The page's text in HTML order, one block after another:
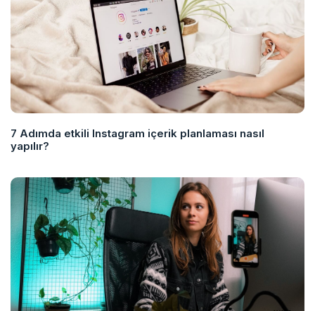
7 Adımda etkili Instagram içerik planlaması nasıl
yapılır?